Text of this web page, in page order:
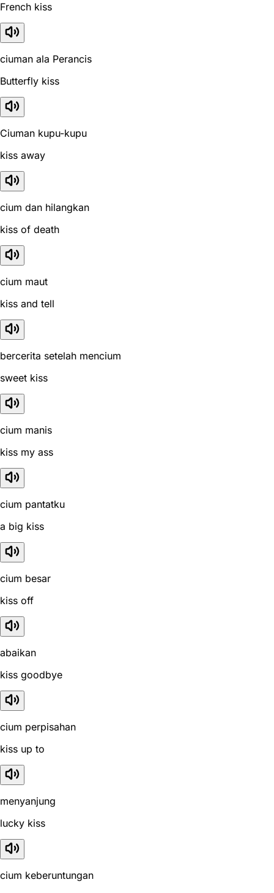
French kiss
ciuman ala Perancis
Butterfly kiss
Ciuman kupu-kupu
kiss away
cium dan hilangkan
kiss of death
cium maut
kiss and tell
bercerita setelah mencium
sweet kiss
cium manis
kiss my ass
cium pantatku
a big kiss
cium besar
kiss off
abaikan
kiss goodbye
cium perpisahan
kiss up to
menyanjung
lucky kiss
cium keberuntungan